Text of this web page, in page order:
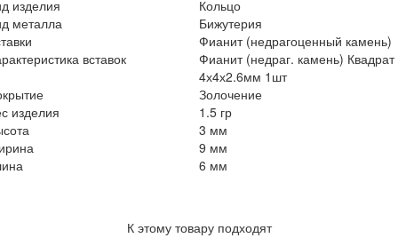
изделия
Кольцо
металла
Бижутерия
Фианит (недрагоценный камень)
вставок
Фианит (недраг. камень) Квадрат
4х4х2.6мм 1шт
Золочение
изделия
1.5 гр
3 мм
9 мм
6 мм
К этому товару подходят